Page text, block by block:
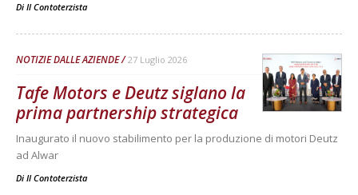
Di Il Contoterzista
NOTIZIE DALLE AZIENDE 27 Luglio 2026
Tafe Motors e Deutz siglano la
prima partnership strategica
Inaugurato il nuovo stabilimento per la produzione di motori Deutz
ad Alwar
Di Il Contoterzista